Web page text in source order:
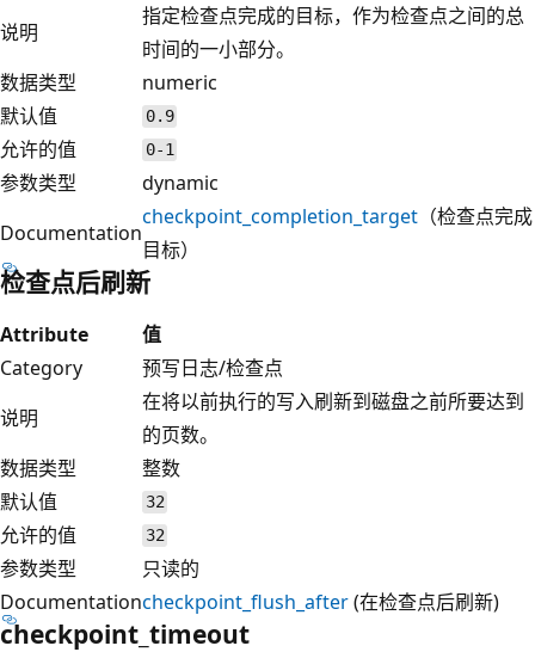
说明
指定检查点完成的目标，作为检查点之间的总
时间的一小部分。
数据类型
numeric
默认值
0.9
允许的值 0-1
参数类型
dynamic
Documentation
checkpoint_completion_target （检查点完成
目标）
检查点后刷新
Attribute
值
Category
预写日志/检查点
说明
在将以前执行的写入刷新到磁盘之前所要达到
的页数。
数据类型
整数
默认值
32
允许的值 32
参数类型
只读的
Documentationcheckpoint_flush_after(在检查点后刷新)
checkpoint_timeout